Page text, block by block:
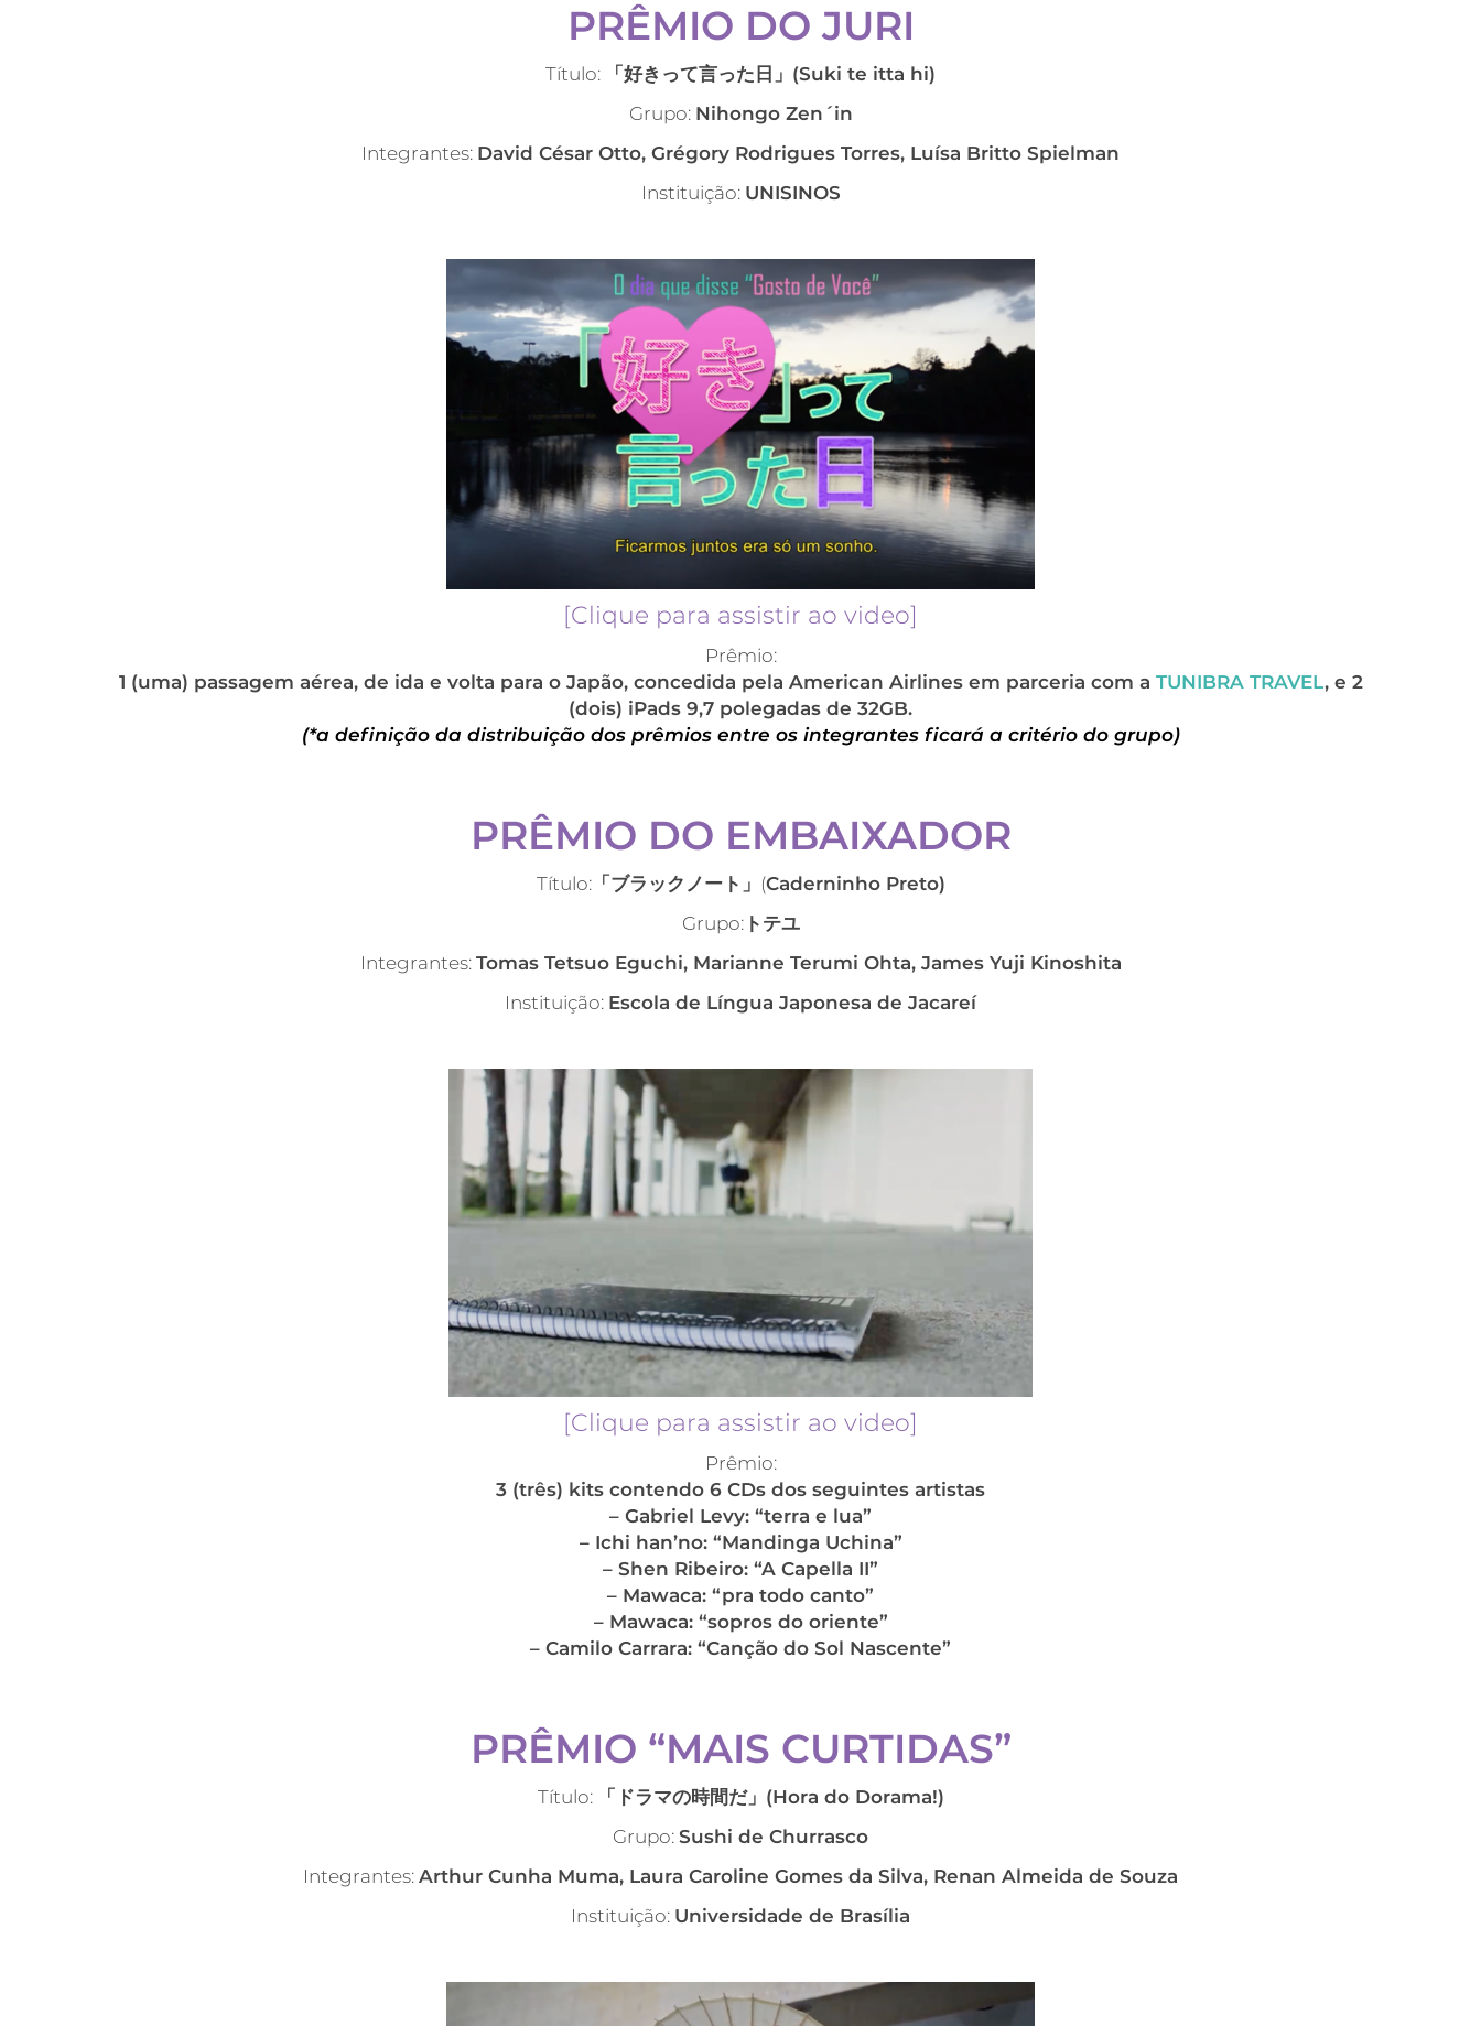
PRÊMIO DO JURI
Título: 「好きって言った日」(Suki te itta hi)
Grupo: Nihongo Zen´in
Integrantes: David César Otto, Grégory Rodrigues Torres, Luísa Britto Spielman
Instituição: UNISINOS
[Clique para assistir ao video]
Prêmio:
1 (uma) passagem aérea, de ida e volta para o Japão, concedida pela American Airlines em parceria com a TUNIBRA TRAVEL, e 2
(dois) iPads 9,7 polegadas de 32GB.
(*a definição da distribuição dos prêmios entre os integrantes ficará a critério do grupo)
PRÊMIO DO EMBAIXADOR
Título:「ブラックノート」 (Caderninho Preto)
Grupo:トテユ
Integrantes: Tomas Tetsuo Eguchi, Marianne Terumi Ohta, James Yuji Kinoshita
Instituição: Escola de Língua Japonesa de Jacareí
[Clique para assistir ao video]
Prêmio:
3 (três) kits contendo 6 CDs dos seguintes artistas
– Gabriel Levy: “terra e lua”
– Ichi han’no: “Mandinga Uchina”
– Shen Ribeiro: “A Capella II”
– Mawaca: “pra todo canto”
– Mawaca: “sopros do oriente”
– Camilo Carrara: “Canção do Sol Nascente”
PRÊMIO “MAIS CURTIDAS”
Título: 「 ドラマの時間だ」(Hora do Dorama!)
Grupo: Sushi de Churrasco
Integrantes: Arthur Cunha Muma, Laura Caroline Gomes da Silva, Renan Almeida de Souza
Instituição: Universidade de Brasília